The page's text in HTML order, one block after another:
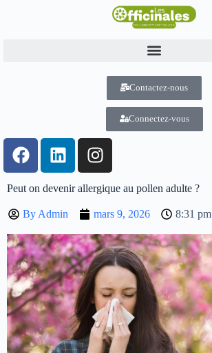
Contactez-nous
Connectez-vous
Peut on devenir allergique au pollen adulte ?
By Admin mars 9, 2026 8:31 pm